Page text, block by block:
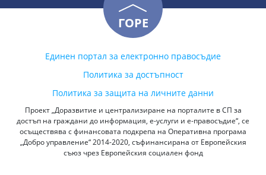
ГОРЕ
Единен портал за електронно правосъдие
Политика за достъпност
Политика за защита на личните данни
Проект „Доразвитие и централизиране на порталите в СП за
достъп на граждани до информация, е-услуги и е-правосъдие“, се
осъществява с финансовата подкрепа на Оперативна програма
„Добро управление“ 2014-2020, съфинансирана от Европейския
съюз чрез Европейския социален фонд